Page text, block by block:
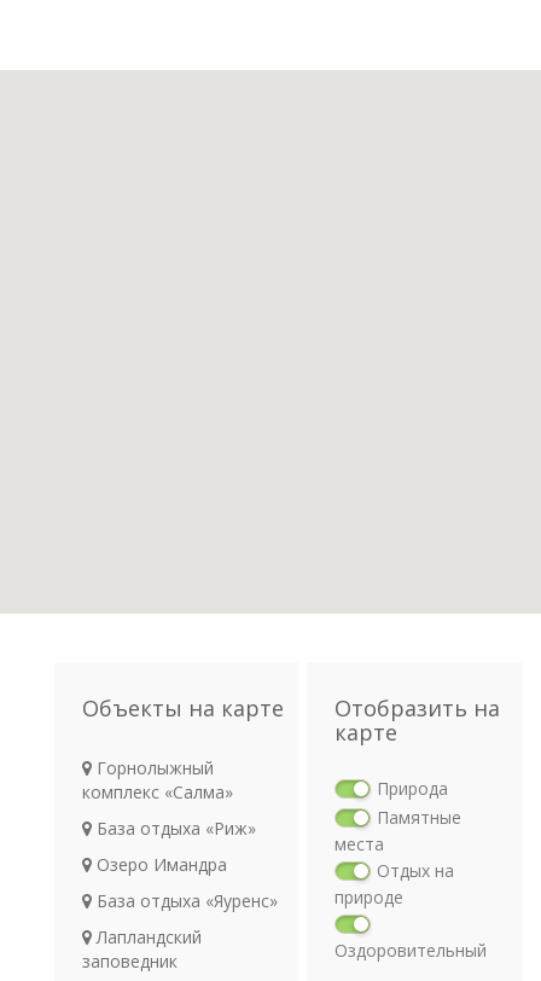
Объекты на карте
Горнолыжный
комплекс «Салма»
База отдыха «Риж»
Озеро Имандра
База отдыха «Яуренс»
Лапландский
заповедник
Отобразить на
карте
Природа
Памятные
места
Отдых на
природе
Оздоровительный